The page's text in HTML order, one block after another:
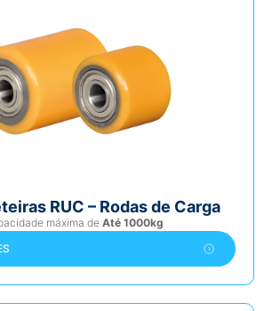
RUC – Rodas de Carga
máxima de Até 1000kg